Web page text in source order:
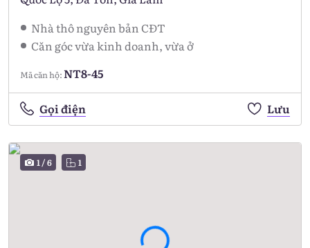
Nhà thô nguyên bản CĐT
Căn góc vừa kinh doanh, vừa ở
Mã căn hộ:NT8-45
Gọi điện Lưu
1/6 1